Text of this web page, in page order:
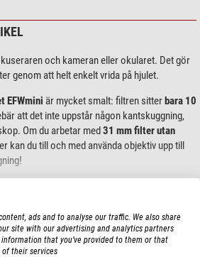
och kameran eller okularet. Det gör
genom att helt enkelt vrida på hjulet.
EFWmini är mycket smalt: filtren sitterbara 10
att det inte uppstår någon kantskuggning,
Om du arbetar med31 mm filter utan
kan du till och med använda objektiv upp till
hubb (om sådan finns). En 1,25"-hylsa
T-gängan.
ads and to analyse our traffic. We also share
site with our advertising and analytics partners
that you’ve provided to them or that
of their services